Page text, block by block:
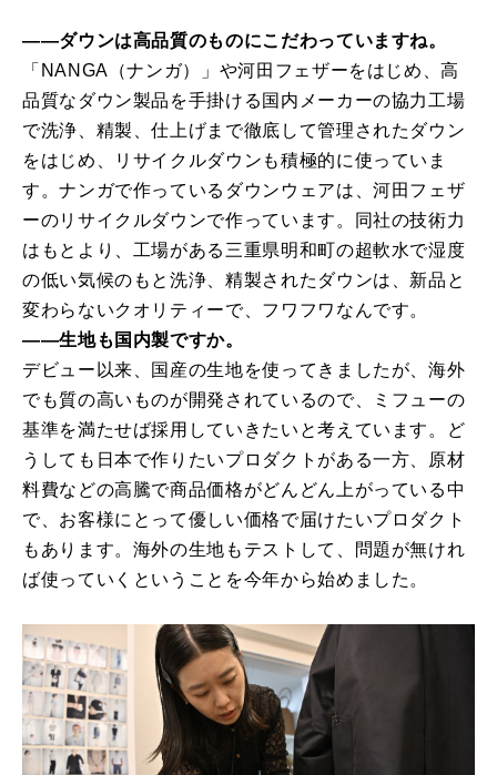
――ダウンは高品質のものにこだわっていますね。
「NANGA（ナンガ）」や河田フェザーをはじめ、高
品質なダウン製品を手掛ける国内メーカーの協力工場
で洗浄、精製、仕上げまで徹底して管理されたダウン
をはじめ、リサイクルダウンも積極的に使っていま
す。ナンガで作っているダウンウェアは、河田フェザ
ーのリサイクルダウンで作っています。同社の技術力
はもとより、工場がある三重県明和町の超軟水で湿度
の低い気候のもと洗浄、精製されたダウンは、新品と
変わらないクオリティーで、フワフワなんです。
――生地も国内製ですか。
デビュー以来、国産の生地を使ってきましたが、海外
でも質の高いものが開発されているので、ミフューの
基準を満たせば採用していきたいと考えています。ど
うしても日本で作りたいプロダクトがある一方、原材
料費などの高騰で商品価格がどんどん上がっている中
で、お客様にとって優しい価格で届けたいプロダクト
もあります。海外の生地もテストして、問題が無けれ
ば使っていくということを今年から始めました。